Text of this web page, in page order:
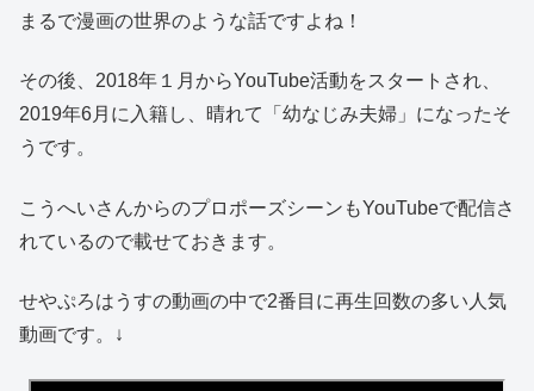
まるで漫画の世界のような話ですよね！
その後、2018年１月からYouTube活動をスタートされ、
2019年6月に入籍し、晴れて「幼なじみ夫婦」になったそ
うです。
こうへいさんからのプロポーズシーンもYouTubeで配信さ
れているので載せておきます。
せやぷろはうすの動画の中で2番目に再生回数の多い人気
動画です。↓